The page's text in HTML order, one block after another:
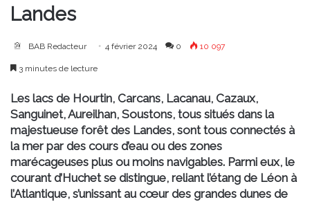
Landes
BAB Redacteur 4 février 2024 0 10 097
3 minutes de lecture
Les lacs de Hourtin, Carcans, Lacanau, Cazaux,
Sanguinet, Aureilhan, Soustons, tous situés dans la
majestueuse forêt des Landes, sont tous connectés à
la mer par des cours d’eau ou des zones
marécageuses plus ou moins navigables. Parmi eux, le
courant d’Huchet se distingue, reliant l’étang de Léon à
l’Atlantique, s’unissant au cœur des grandes dunes de